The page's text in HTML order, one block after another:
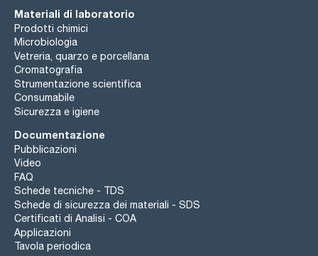
Materiali di laboratorio
Prodotti chimici
Microbiologia
Vetreria, quarzo e porcellana
Cromatografia
Strumentazione scientifica
Consumabile
Sicurezza e igiene
Documentazione
Pubblicazioni
Video
FAQ
Schede tecniche - TDS
Schede di sicurezza dei materiali - SDS
Certificati di Analisi - COA
Applicazioni
Tavola periodica